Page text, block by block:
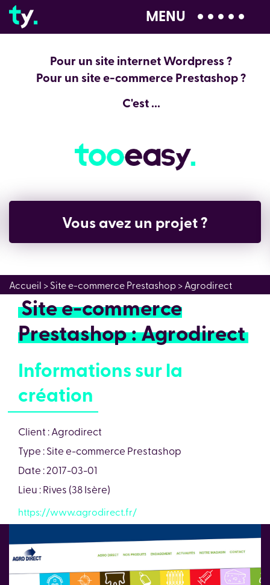
04 28 99 00 80
MENU
Pour un site internet Wordpress ?
Pour un site e-commerce Prestashop ?
C'est ...
Vous avez un projet ?
Accueil > Site e-commerce Prestashop > Agrodirect
Site e-commerce
Prestashop : Agrodirect
Informations sur la
création
Client : Agrodirect
Type : Site e-commerce Prestashop
Date : 2017-03-01
Lieu : Rives (38 Isère)
https://www.agrodirect.fr/